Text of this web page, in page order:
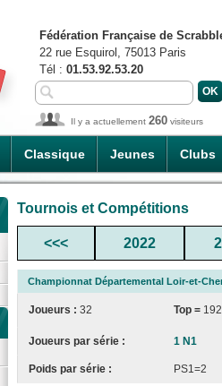
Classique Jeunes Clubs
Fédération Française de
22 rue Esquirol, 75013 Paris
Tél : 01.53.92.53.20
Il y a actuellement 260 visiteurs
Tournois et Compétitions
<<< 2022
Championnat Départemental Loir-et-
Joueurs : 32 Top =
Joueurs par série : 1 N1
Poids par série : PS1=2